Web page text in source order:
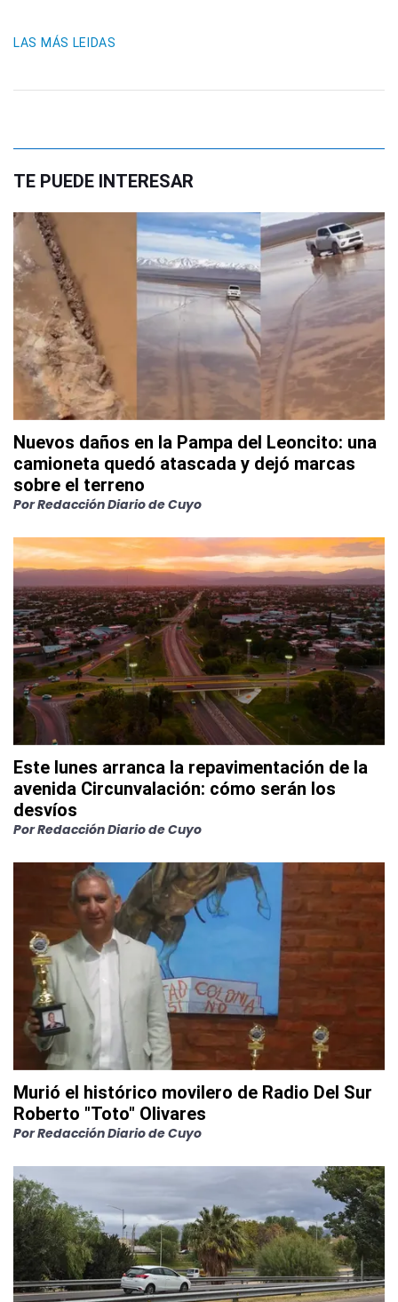
LAS MÁS LEIDAS
TE PUEDE INTERESAR
Nuevos daños en la Pampa del Leoncito: una
camioneta quedó atascada y dejó marcas
sobre el terreno
PorRedacción Diario de Cuyo
Este lunes arranca la repavimentación de la
avenida Circunvalación: cómo serán los
desvíos
PorRedacción Diario de Cuyo
Murió el histórico movilero de Radio Del Sur
Roberto "Toto" Olivares
PorRedacción Diario de Cuyo